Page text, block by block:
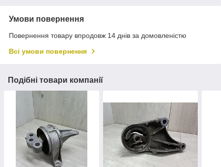
Умови повернення
Повернення товару впродовж 14 днів за домовленістю
Всі умови повернення
Подібні товари компанії